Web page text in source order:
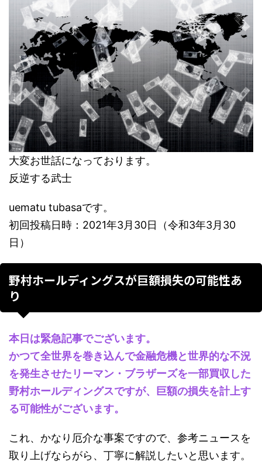
大変お世話になっております。
反逆する武士
uematu tubasaです。
初回投稿日時：2021年3月30日（令和3年3月30
日）
野村ホールディングスが巨額損失の可能性あ
り
本日は緊急記事でございます。
かつて全世界を巻き込んで金融危機と世界的な不況
を発生させたリーマン・ブラザーズを一部買収した
野村ホールディングスですが、巨額の損失を計上す
る可能性がございます。
これ、かなり厄介な事案ですので、参考ニュースを
取り上げならがら、丁寧に解説したいと思います。